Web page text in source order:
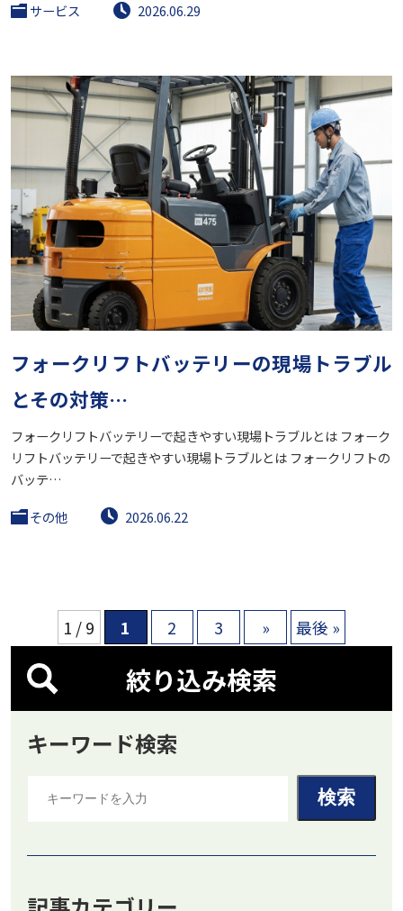
サービス
2026.06.29
フォークリフトバッテリーの現場トラブル
とその対策…
フォークリフトバッテリーで起きやすい現場トラブルとは フォーク
リフトバッテリーで起きやすい現場トラブルとは フォークリフトの
バッテ…
その他
2026.06.22
1 / 9 1 2 3 » 最後 »
絞り込み検索
キーワード検索